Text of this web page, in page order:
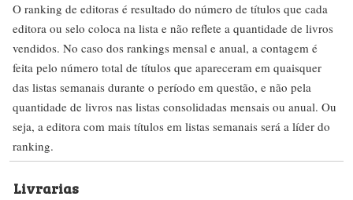
O ranking de editoras é resultado do número de títulos que cada
editora ou selo coloca na lista e não reflete a quantidade de livros
vendidos. No caso dos rankings mensal e anual, a contagem é
feita pelo número total de títulos que apareceram em quaisquer
das listas semanais durante o período em questão, e não pela
quantidade de livros nas listas consolidadas mensais ou anual. Ou
seja, a editora com mais títulos em listas semanais será a líder do
ranking.
Livrarias